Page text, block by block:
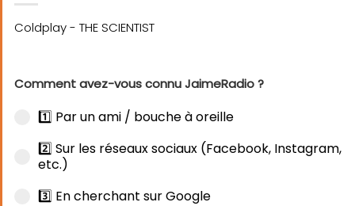
Comment avez-vous connu JaimeRadio ?
1️⃣ Par un ami / bouche à oreille
2️⃣ Sur les réseaux sociaux (Facebook, Instagram,
etc.)
3️⃣ En cherchant sur Google